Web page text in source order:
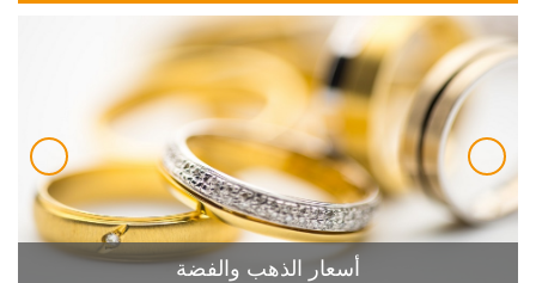
أسعار الذهب والفضة